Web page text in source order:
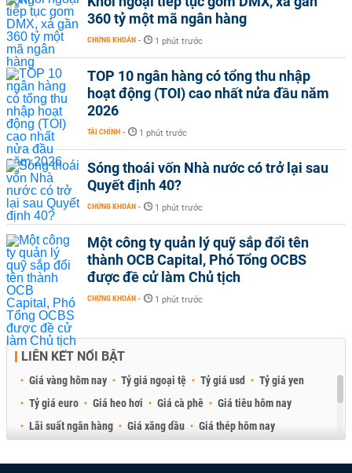
360 tỷ một mã ngân hàng
CHỨNG KHOÁN - 1 phút trước
TOP 10 ngân hàng có tổng thu nhập
hoạt động (TOI) cao nhất nửa đầu năm
2026
TÀI CHÍNH - 1 phút trước
Sóng thoái vốn Nhà nước có trở lại sau
Quyết định 40?
CHỨNG KHOÁN - 1 phút trước
Một công ty quản lý quỹ sắp đổi tên
thành OCB Capital, Phó Tổng OCBS
được đề cử làm Chủ tịch
CHỨNG KHOÁN - 1 phút trước
LIÊN KẾT NỔI BẬT
Giá vàng hôm nay Tỷ giá ngoại tệ Tỷ giá usd
Tỷ giá yen
Tỷ giá euro
Giá heo hơi Giá cà phê
Giá tiêu hôm nay
Lãi suất ngân hàng
Giá xăng dầu
Giá thép hôm nay